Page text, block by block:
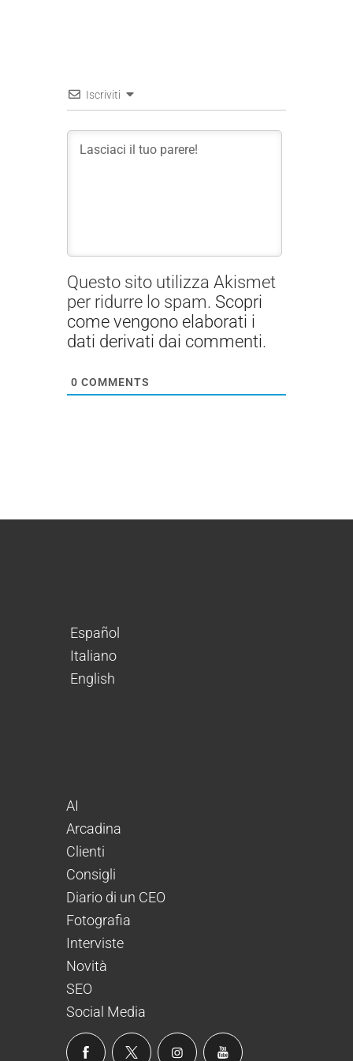
Iscriviti
Questo sito utilizza Akismet
per ridurre lo spam. Scopri
come vengono elaborati i
dati derivati dai commenti.
0 COMMENTS
Español
Italiano
English
AI
Arcadina
Clienti
Consigli
Diario di un CEO
Fotografia
Interviste
Novità
SEO
Social Media